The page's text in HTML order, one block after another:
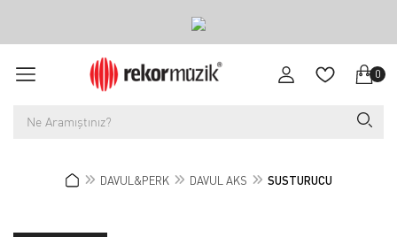
0
DAVUL&PERK DAVUL AKS SUSTURUCU